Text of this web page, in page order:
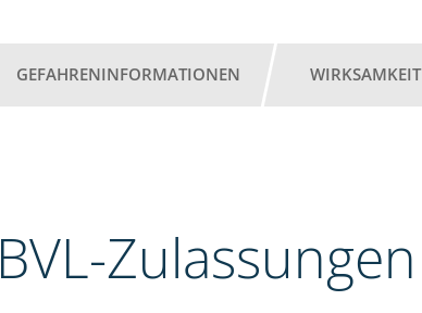
GEFAHRENINFORMATIONEN WIRKSAMKEIT
BVL-Zulassungen